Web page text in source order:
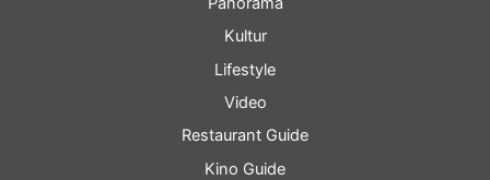
Kultur
Lifestyle
Video
Restaurant Guide
Kino Guide